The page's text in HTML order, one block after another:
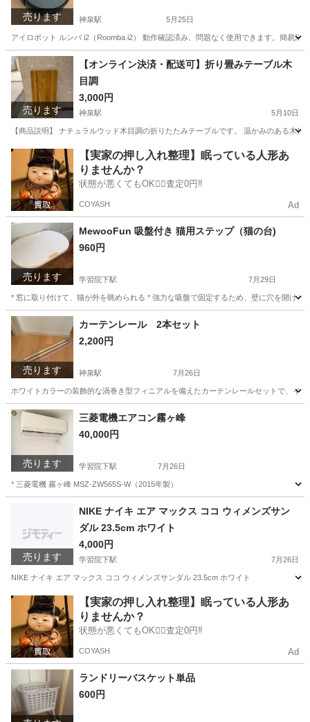
売ります 神泉駅 5月25日
アイロボット ルンバ i2（Roomba i2） 動作確認済み、問題なく使用できます。簡易
東京 渋谷区 神泉駅 生活家電 アイロボット
売ります
【オンライン決済・配送可】折り畳みテーブル木
目調
3,000円
神泉駅 5月10日
【商品説明】 ナチュラルウッド木目調の折りたたみテーブルです。 温かみのある木
東京 渋谷区 神泉駅 テーブル 折りたたみ
【実家の押し入れ整理】眠っている人形あ
りませんか？
状態が悪くてもOK🙆‍♀️査定0円‼️
COYASH Ad
売ります
MewooFun 吸盤付き 猫用ステップ（猫の台)
960円
学習院下駅 7月29日
* 窓に取り付けて、猫が外を眺められる * 強力な吸盤で固定するため、壁に穴を開け
東京 豊島区
売ります
カーテンレール 2本セット
2,200円
神泉駅 7月26日
ホワイトカラーの装飾的な渦巻き型フィニアルを備えたカーテンレールセットで、イ
東京 渋谷区 神泉駅 カーペット/マット/ラグ
カーテンレール
売ります
三菱電機エアコン霧ヶ峰
40,000円
学習院下駅 7月26日
* 三菱電機 霧ヶ峰 MSZ-ZW565S-W（2015年製）
学習院下駅 季節、空調家電
売ります
NIKE ナイキ エア マックス ココ ウィメンズサン
ダル 23.5cm ホワイト
4,000円
学習院下駅 7月26日
NIKE ナイキ エア マックス ココ ウィメンズサンダル 23.5cm ホワイト
東京 豊島区 学習院下駅 靴 ココ
【実家の押し入れ整理】眠っている人形あ
りませんか？
状態が悪くてもOK🙆‍♀️査定0円‼️
COYASH Ad
ランドリーバスケット単品
600円